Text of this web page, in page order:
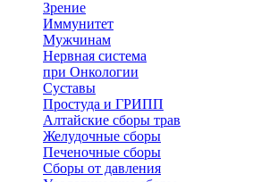
Зрение
Иммунитет
Мужчинам
Нервная система
при Онкологии
Суставы
Простуда и ГРИПП
Алтайские сборы трав
Желудочные сборы
Печеночные сборы
Сборы от давления